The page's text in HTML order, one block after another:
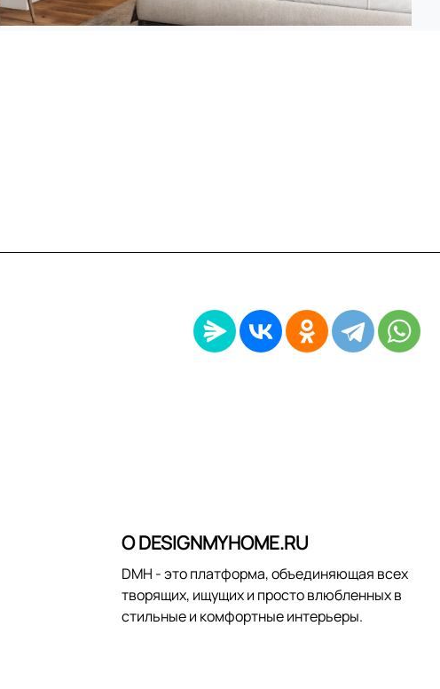
О DESIGNMYHOME.RU
DMH - это платформа, объединяющая всех
творящих, ищущих и просто влюбленных в
стильные и комфортные интерьеры.